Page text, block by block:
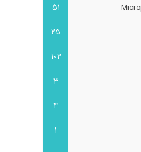
51
25
102
3
4
1